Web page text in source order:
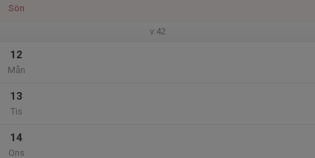
Sön
v.42
12
Mån
13
Tis
14
Ons